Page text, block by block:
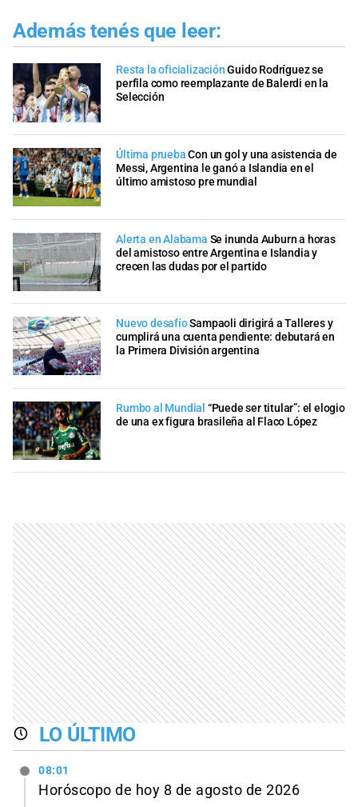
Además tenés que leer:
Resta la oficialización Guido Rodríguez se
perfila como reemplazante de Balerdi en la
Selección
Última prueba Con un gol y una asistencia de
Messi, Argentina le ganó a Islandia en el
último amistoso pre mundial
Alerta en Alabama Se inunda Auburn a horas
del amistoso entre Argentina e Islandia y
crecen las dudas por el partido
Nuevo desafíoSampaoli dirigirá a Talleres y
cumplirá una cuenta pendiente: debutará en
la Primera División argentina
Rumbo al Mundial “Puede ser titular”: el elogio
de una ex figura brasileña al Flaco López
LO ÚLTIMO
08:01
Horóscopo de hoy 8 de agosto de 2026